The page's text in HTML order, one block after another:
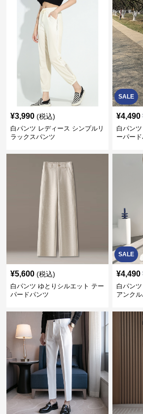
¥3,990 (税込)
白パンツ レディース シンプルリ
ラックスパンツ
SALE
¥4,490
白パン
ーパー
¥5,600 (税込)
白パンツ ゆとりシルエット テー
パードパンツ
SALE
¥4,490
白パン
アンク